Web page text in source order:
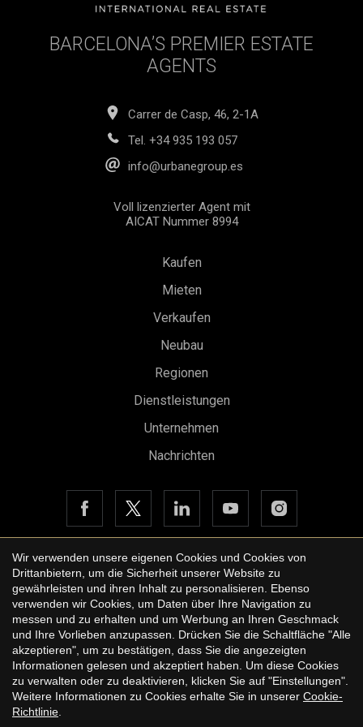
maßgeschneiderte Alarmanlage und die Möglichkeit, das
ausgewählter Kunstwerke. Jedes Detail wurde sorgfältig
durchdacht, um höchsten Komfort, Luxus und Funktionalität
BARCELONA’S PREMIER ESTATE
AGENTS
Carrer de Casp, 46, 2-1A
Tel. +34 935 193 057
info@urbanegroup.es
Voll lizenzierter Agent mit
AICAT Nummer 8994
Kaufen
Mieten
Verkaufen
Neubau
Regionen
Dienstleistungen
Unternehmen
Nachrichten
Copyright © 2026 Urbane International Real Estate
Rechtshinweis der Website
Datenschutzbestimmungen
Cookie-Richtlinie
byiEstrategic
Wir verwenden unsere eigenen Cookies und Cookies von
Drittanbietern, um die Sicherheit unserer Website zu
gewährleisten und ihren Inhalt zu personalisieren. Ebenso
verwenden wir Cookies, um Daten über Ihre Navigation zu
messen und zu erhalten und um Werbung an Ihren Geschmack
und Ihre Vorlieben anzupassen. Drücken Sie die Schaltfläche "Alle
akzeptieren", um zu bestätigen, dass Sie die angezeigten
Informationen gelesen und akzeptiert haben. Um diese Cookies
zu verwalten oder zu deaktivieren, klicken Sie auf "Einstellungen".
Weitere Informationen zu Cookies erhalte Sie in unserer Cookie-
Richtlinie
Konfiguration speichern Alle akzeptieren